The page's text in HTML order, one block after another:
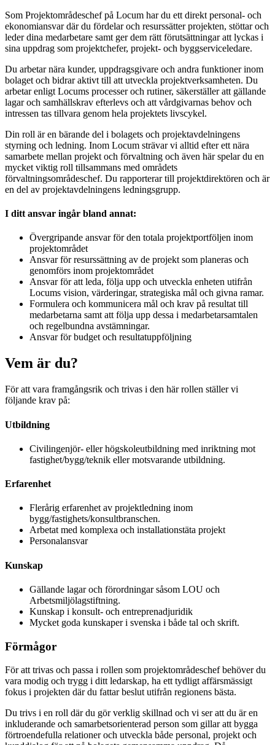
Som Projektområdeschef på Locum har du ett direkt personal- och
ekonomiansvar där du fördelar och resurssätter projekten, stöttar och
leder dina medarbetare samt ger dem rätt förutsättningar att lyckas i
sina uppdrag som projektchefer, projekt- och byggserviceledare.
Du arbetar nära kunder, uppdragsgivare och andra funktioner inom
bolaget och bidrar aktivt till att utveckla projektverksamheten. Du
arbetar enligt Locums processer och rutiner, säkerställer att gällande
lagar och samhällskrav efterlevs och att vårdgivarnas behov och
intressen tas tillvara genom hela projektets livscykel.
Din roll är en bärande del i bolagets och projektavdelningens
styrning och ledning. Inom Locum strävar vi alltid efter ett nära
samarbete mellan projekt och förvaltning och även här spelar du en
mycket viktig roll tillsammans med områdets
förvaltningsområdeschef. Du rapporterar till projektdirektören och är
en del av projektavdelningens ledningsgrupp.
I ditt ansvar ingår bland annat:
Övergripande ansvar för den totala projektportföljen inom
projektområdet
Ansvar för resurssättning av de projekt som planeras och
genomförs inom projektområdet
Ansvar för att leda, följa upp och utveckla enheten utifrån
Locums vision, värderingar, strategiska mål och givna ramar.
Formulera och kommunicera mål och krav på resultat till
medarbetarna samt att följa upp dessa i medarbetarsamtalen
och regelbundna avstämningar.
Ansvar för budget och resultatuppföljning
Vem är du?
För att vara framgångsrik och trivas i den här rollen ställer vi
följande krav på:
Utbildning
Civilingenjör- eller högskoleutbildning med inriktning mot
fastighet/bygg/teknik eller motsvarande utbildning.
Erfarenhet
Flerårig erfarenhet av projektledning inom
bygg/fastighets/konsultbranschen.
Arbetat med komplexa och installationstäta projekt
Personalansvar
Kunskap
Gällande lagar och förordningar såsom LOU och
Arbetsmiljölagstiftning.
Kunskap i konsult- och entreprenadjuridik
Mycket goda kunskaper i svenska i både tal och skrift.
Förmågor
För att trivas och passa i rollen som projektområdeschef behöver du
vara modig och trygg i ditt ledarskap, ha ett tydligt affärsmässigt
fokus i projekten där du fattar beslut utifrån regionens bästa.
Du trivs i en roll där du gör verklig skillnad och vi ser att du är en
inkluderande och samarbetsorienterad person som gillar att bygga
förtroendefulla relationer och utveckla både personal, projekt och